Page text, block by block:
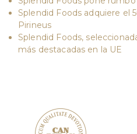
Splendid Foods adquiere el
Pirineus
Splendid Foods,
más destacadas en la UE